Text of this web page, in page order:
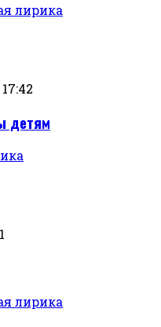
лирика
детям
лирика